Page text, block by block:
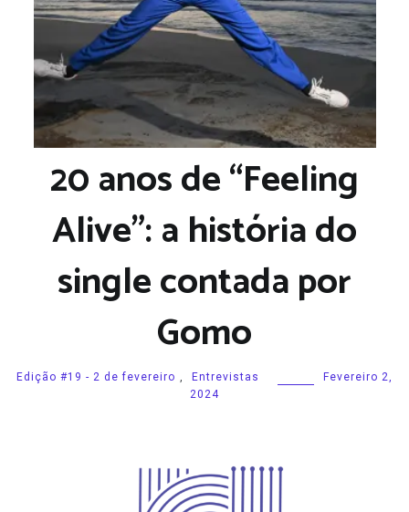
20 anos de “Feeling
Alive”: a história do
single contada por
Gomo
Edição #19 - 2 de fevereiro , Entrevistas
Fevereiro 2,
2024